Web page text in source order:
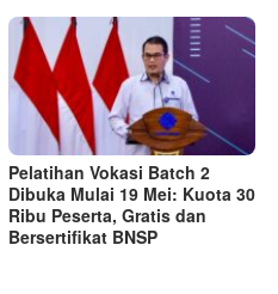
Pelatihan Vokasi Batch 2
Dibuka Mulai 19 Mei: Kuota 30
Ribu Peserta, Gratis dan
Bersertifikat BNSP